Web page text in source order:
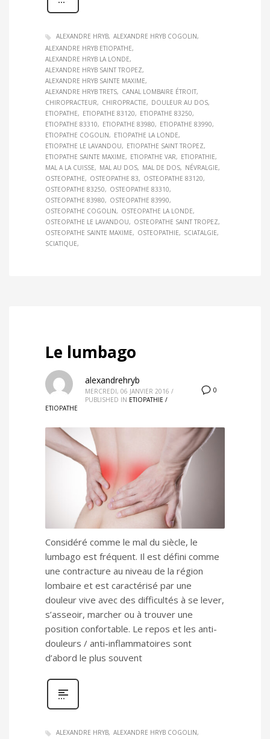
ALEXANDRE HRYB ALEXANDRE HRYB COGOLIN
ALEXANDRE HRYB ETIOPATHE
ALEXANDRE HRYB LA LONDE
ALEXANDRE HRYB SAINT TROPEZ
ALEXANDRE HRYB SAINTE MAXIME
ALEXANDRE HRYB TRETS
CANAL LOMBAIRE ÉTROIT
CHIROPRACTEUR
CHIROPRACTIE
DOULEUR AU DOS
ETIOPATHE
ETIOPATHE 83120
ETIOPATHE 83250
ETIOPATHE 83310
ETIOPATHE 83980
ETIOPATHE 83990
ETIOPATHE COGOLIN
ETIOPATHE LA LONDE
ETIOPATHE LE LAVANDOU
ETIOPATHE SAINT TROPEZ
ETIOPATHE SAINTE MAXIME
ETIOPATHE VAR
ETIOPATHIE
MAL A LA CUISSE
MAL AU DOS MAL DE DOS
NÉVRALGIE
OSTEOPATHE
OSTEOPATHE 83
OSTEOPATHE 83120
OSTEOPATHE 83250
OSTEOPATHE 83310
OSTEOPATHE 83980
OSTEOPATHE 83990
OSTEOPATHE COGOLIN
OSTEOPATHE LA LONDE
OSTEOPATHE LE LAVANDOU
OSTEOPATHE SAINT TROPEZ
OSTEOPATHE SAINTE MAXIME
OSTEOPATHIE
SCIATALGIE
SCIATIQUE
Le lumbago
0
alexandrehryb
MERCREDI, 06 JANVIER 2016 /
PUBLISHED IN ETIOPATHIE /
ETIOPATHE
Considéré comme le mal du siècle, le
lumbago est fréquent. Il est défini comme
une contracture au niveau de la région
lombaire et est caractérisé par une
douleur vive avec des difficultés à se lever,
s’asseoir, marcher ou à trouver une
position confortable. Le repos et les anti-
douleurs / anti-inflammatoires sont
d’abord le plus souvent
ALEXANDRE HRYB ALEXANDRE HRYB COGOLIN